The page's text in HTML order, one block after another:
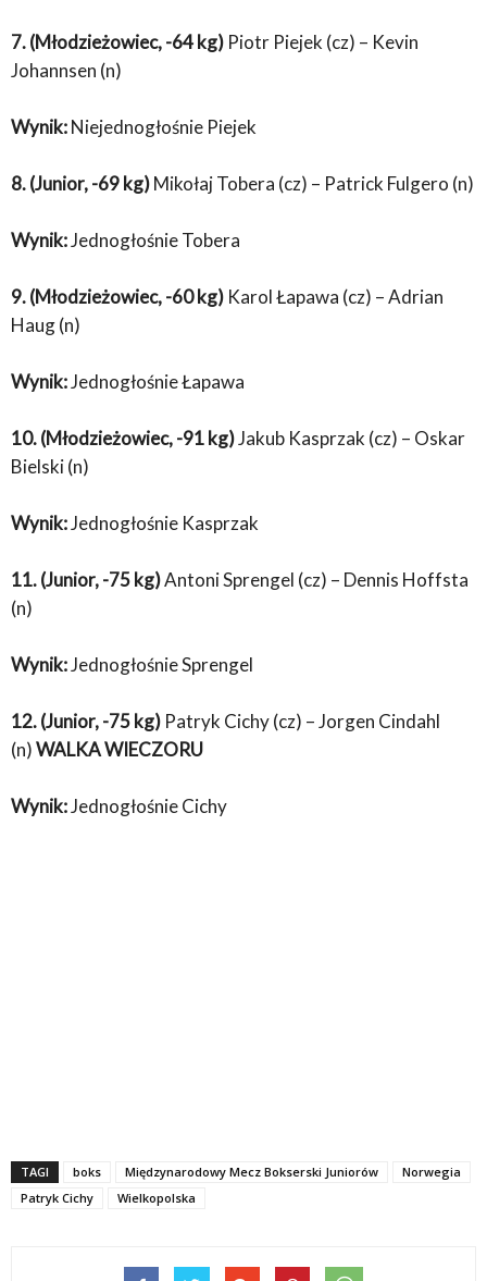
7. (Młodzieżowiec, -64 kg) Piotr Piejek (cz) – Kevin
Johannsen (n)
Wynik:Niejednogłośnie Piejek
8. (Junior, -69 kg)Mikołaj Tobera (cz) – Patrick Fulgero (n)
Wynik:Jednogłośnie Tobera
9. (Młodzieżowiec, -60 kg) Karol Łapawa (cz) – Adrian
Haug (n)
Wynik:Jednogłośnie Łapawa
10. (Młodzieżowiec, -91 kg)Jakub Kasprzak (cz) – Oskar
Bielski (n)
Wynik:Jednogłośnie Kasprzak
11.(Junior, -75 kg)Antoni Sprengel (cz) – Dennis Hoffsta
(n)
Wynik:Jednogłośnie Sprengel
12. (Junior, -75 kg) Patryk Cichy (cz) – Jorgen Cindahl
(n)WALKA WIECZORU
Wynik:Jednogłośnie Cichy
TAGI boks Międzynarodowy Mecz Bokserski Juniorów
Norwegia
Patryk Cichy
Wielkopolska